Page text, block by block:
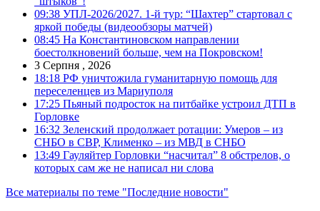
09:38 УПЛ-2026/2027. 1-й тур: “Шахтер” стартовал с
яркой победы (видеообзоры матчей)
08:45 На Константиновском направлении
боестолкновений больше, чем на Покровском!
3 Серпня , 2026
18:18 РФ уничтожила гуманитарную помощь для
переселенцев из Мариуполя
17:25 Пьяный подросток на питбайке устроил ДТП в
Горловке
16:32 Зеленский продолжает ротации: Умеров – из
СНБО в СВР, Клименко – из МВД в СНБО
13:49 Гауляйтер Горловки “насчитал” 8 обстрелов, о
которых сам же не написал ни слова
Все материалы по теме "Последние новости"